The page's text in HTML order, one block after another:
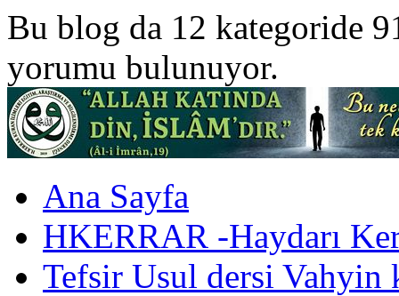
Bu blog da 12 kategoride
yorumu bulunuyor.
Ana Sayfa
HKERRAR -Haydarı
Tefsir Usul dersi Vahyin